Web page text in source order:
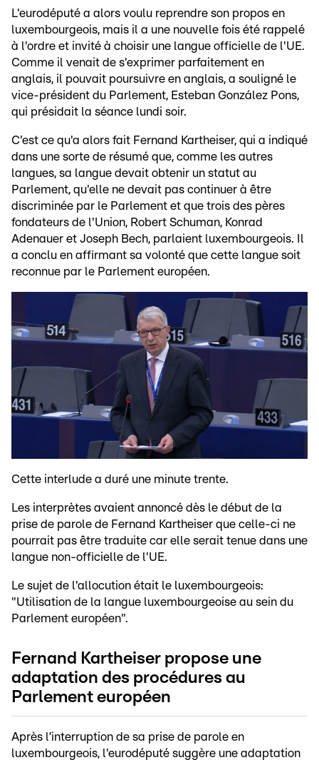
L'eurodéputé a alors voulu reprendre son propos en
luxembourgeois, mais il a une nouvelle fois été rappelé
à l'ordre et invité à choisir une langue officielle de l'UE.
Comme il venait de s'exprimer parfaitement en
anglais, il pouvait poursuivre en anglais, a souligné le
vice-président du Parlement, Esteban González Pons,
qui présidait la séance lundi soir.
C'est ce qu'a alors fait Fernand Kartheiser, qui a indiqué
dans une sorte de résumé que, comme les autres
langues, sa langue devait obtenir un statut au
Parlement, qu'elle ne devait pas continuer à être
discriminée par le Parlement et que trois des pères
fondateurs de l'Union, Robert Schuman, Konrad
Adenauer et Joseph Bech, parlaient luxembourgeois. Il
a conclu en affirmant sa volonté que cette langue soit
reconnue par le Parlement européen.
Cette interlude a duré une minute trente.
Les interprètes avaient annoncé dès le début de la
prise de parole de Fernand Kartheiser que celle-ci ne
pourrait pas être traduite car elle serait tenue dans une
langue non-officielle de l'UE.
Le sujet de l'allocution était le luxembourgeois:
"Utilisation de la langue luxembourgeoise au sein du
Parlement européen".
Fernand Kartheiser propose une
adaptation des procédures au
Parlement européen
Après l’interruption de sa prise de parole en
luxembourgeois, l'eurodéputé suggère une adaptation